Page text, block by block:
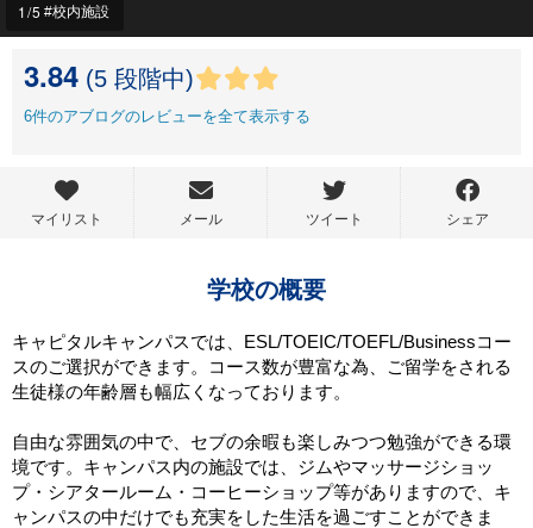
1/5 校内施設
3.84 (5 段階中)
6件のアブログのレビューを全て表示する
マイリスト メール ツイート シェア
学校の概要
キャピタルキャンパスでは、ESL/TOEIC/TOEFL/Businessコー
スのご選択ができます。コース数が豊富な為、ご留学をされる
生徒様の年齢層も幅広くなっております。
自由な雰囲気の中で、セブの余暇も楽しみつつ勉強ができる環
境です。キャンパス内の施設では、ジムやマッサージショッ
プ・シアタールーム・コーヒーショップ等がありますので、キ
ャンパスの中だけでも充実をした生活を過ごすことができま